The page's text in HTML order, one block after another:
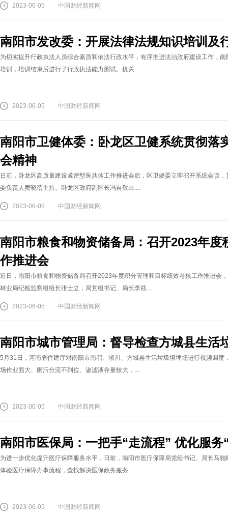
2023-06-05 中国财经新闻网
南阳市发改委：开展法律法规知识培训及
为切实提升行政执法人员综合素质和依法行政水平，有序推进法治政府建设工作，
培训，培训结束后进行了行政执法能力测试。机关....
2023-06-05 中国财经新闻网
南阳市卫健体委：卧龙区卫健系统贯彻落
会精神
日前，卧龙区高质量建设紧密型医共体工作推进会后，区卫健委立即召开系统会议
委负责人窦晓蓓主持。卧龙区政府副区长冯自敬出....
2023-06-05 中国财经新闻网
南阳市粮食和物资储备局：召开2023年
作推进会
近日，南阳市粮食和物资储备局召开2023年度积分管理和目标绩效考核工作推进会
林业局纪检监察组组长张士立，局党组书记、局长李筱....
2023-06-05 中国财经新闻网
南阳市城市管理局：督导检查方城县生活
5月31日，河南省住建厅对南阳市南召、淅川、方城县生活垃圾填埋场进行视频调
场作业面大、雨污分流不到位、渗滤液存量较大，....
2023-06-05 中国财经新闻网
南阳市医保局：一把手“走流程” 优化服务
为进一步优化提升医疗保障服务水平，日前，南阳市医疗保障局党组书记、局长马驰
体验医疗保障办事流程，查找解决医保政务服务....
2023-06-05 中国财经新闻网